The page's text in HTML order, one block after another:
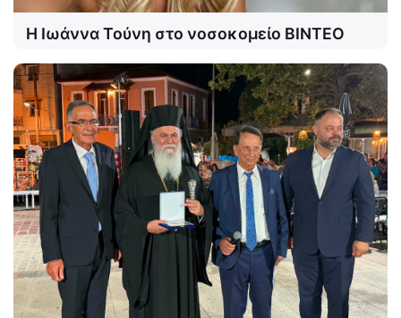
Η Ιωάννα Τούνη στο νοσοκομείο ΒΙΝΤΕΟ